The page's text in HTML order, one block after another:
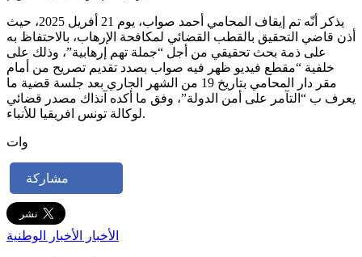
يذكر أنّه تم إيقاف المحامي أحمد صواب، يوم 21 أفريل 2025، حيث
أذن قاضي التحقيق بالقطب القضائي لمكافحة الإرهاب، بالاحتفاظ به
على ذمة بحث تحقيقي من أجل “جملة تهم إرهابية”، وذلك على
خلفية “مقطع فيديو ظهر فيه صواب بصدد تقديم تصريح من أمام
مقر دار المحامي بتاريخ 19 من الشهر الجاري بعد جلسة قضية ما
يعرف ب “التآمر على أمن الدولة”، وفق ما أكده آنذاك مصدر قضائي
لوكالة تونس افريقيا للأنباء.
وات
مشاركة
الأخبار الأخبار الوطنية